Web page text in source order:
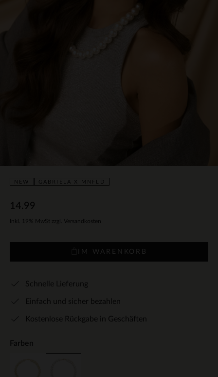
NEW GABRIELA X MNFLD
14.99
Inkl. 19% MwSt zzgl. Versandkosten
IM WARENKORB
Schnelle Lieferung
Einfach und sicher bezahlen
Kostenlose Rückgabe in Geschäften
Farben